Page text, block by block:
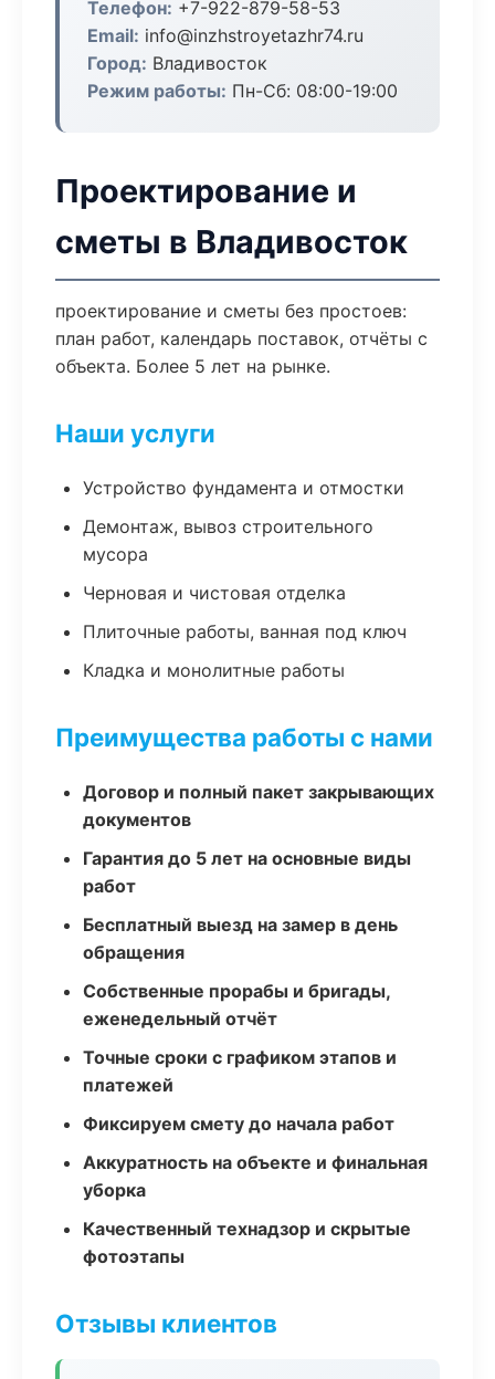
Телефон: +7-922-879-58-53
Email: info@inzhstroyetazhr74.ru
Город: Владивосток
Режим работы: Пн-Сб: 08:00-19:00
Проектирование и
сметы в Владивосток
проектирование и сметы без простоев:
план работ, календарь поставок, отчёты с
объекта. Более 5 лет на рынке.
Наши услуги
Устройство фундамента и отмостки
Демонтаж, вывоз строительного
мусора
Черновая и чистовая отделка
Плиточные работы, ванная под ключ
Кладка и монолитные работы
Преимущества работы с нами
Договор и полный пакет закрывающих
документов
Гарантия до 5 лет на основные виды
работ
Бесплатный выезд на замер в день
обращения
Собственные прорабы и бригады,
еженедельный отчёт
Точные сроки с графиком этапов и
платежей
Фиксируем смету до начала работ
Аккуратность на объекте и финальная
уборка
Качественный технадзор и скрытые
фотоэтапы
Отзывы клиентов